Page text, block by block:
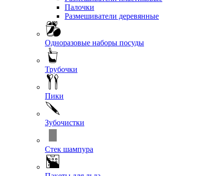
Палочки
Размешиватели деревянные
Одноразовые наборы посуды
Трубочки
Пики
Зубочистки
Стек шампура